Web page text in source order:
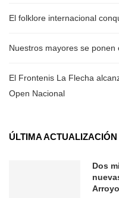
El folklore internacional
Nuestros mayores se ponen
El Frontenis La Flecha
Open Nacional
ÚLTIMA ACTUALIZACIÓN
Dos
Arroyo